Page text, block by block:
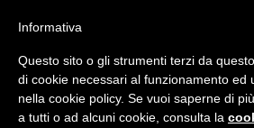

Informativa
Questo sito o gli strumenti terzi da
di cookie necessari al funzionamento ed
nella cookie policy. Se vuoi saperne di
a tutti o ad alcuni cookie, consulta la